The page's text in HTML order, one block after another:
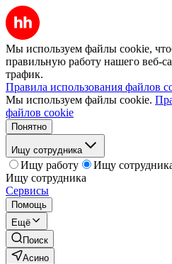
Мы используем файлы cookie,
правильную работу нашего веб-
трафик.
Правила использования файлов
Мы используем файлы cookie.
файлов cookie
Понятно
Ищу сотрудника
Ищу работу
Ищу
Ищу сотрудника
Сервисы
Помощь
Ещё
Поиск
Асино